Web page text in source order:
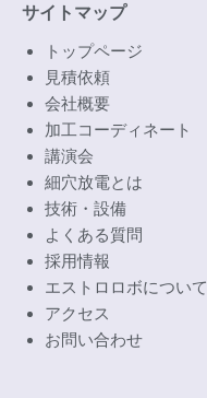
サイトマップ
トップページ
見積依頼
会社概要
加工コーディネート
講演会
細穴放電とは
技術・設備
よくある質問
採用情報
エストロロボについて
アクセス
お問い合わせ